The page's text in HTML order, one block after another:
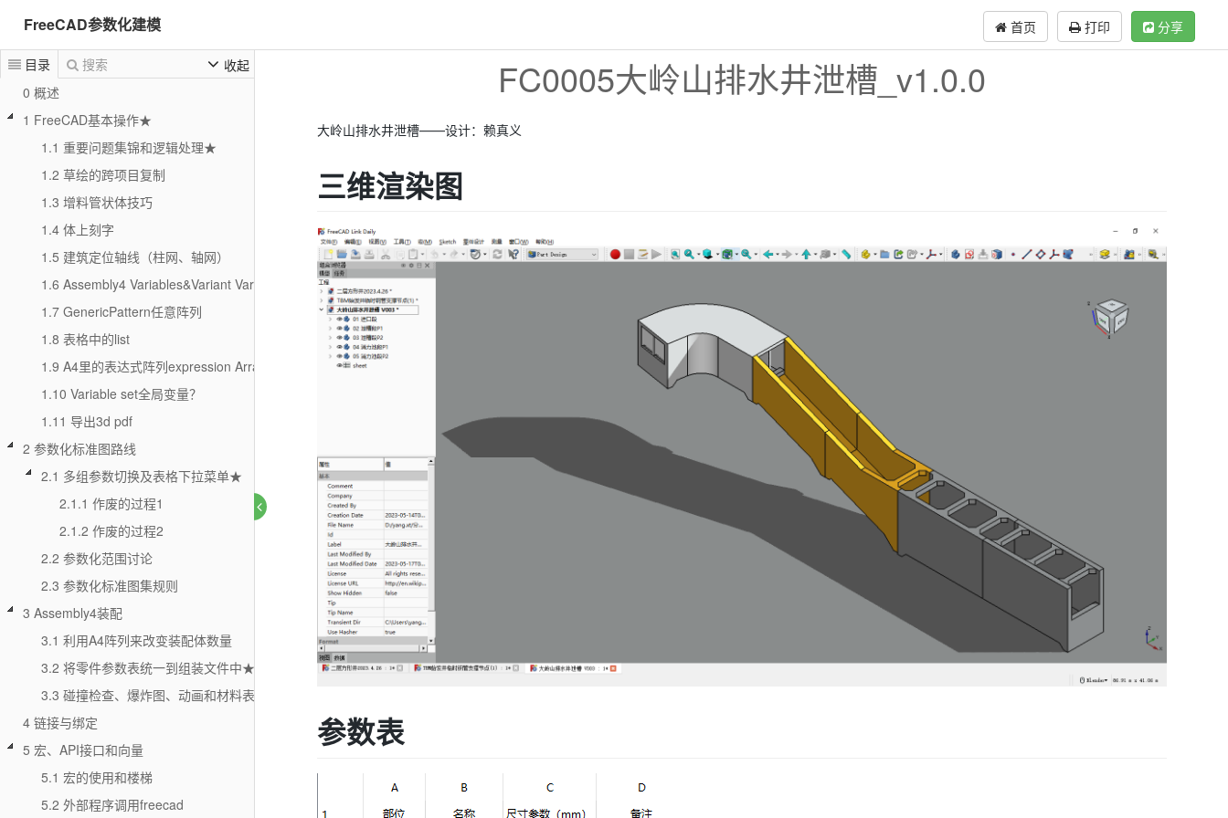
FreeCAD参数化建模 首页 打印 分享
目录 搜索
收起
0 概述
1 FreeCAD基本操作★
1.1 重要问题集锦和逻辑处理★
1.2 草绘的跨项目复制
1.3 增料管状体技巧
1.4 体上刻字
1.5 建筑定位轴线（柱网、轴网）
1.6 Assembly4 Variables&Variant Variables
1.7 GenericPattern任意阵列
1.8 表格中的list
1.9 A4里的表达式阵列expression Array
1.10 Variable set全局变量？
1.11 导出3d pdf
2 参数化标准图路线
2.1 多组参数切换及表格下拉菜单★
2.1.1 作废的过程1
2.1.2 作废的过程2
2.2 参数化范围讨论
2.3 参数化标准图集规则
3 Assembly4装配
3.1 利用A4阵列来改变装配体数量
3.2 将零件参数表统一到组装文件中★
3.3 碰撞检查、爆炸图、动画和材料表
4 链接与绑定
5 宏、API接口和向量
5.1 宏的使用和楼梯
5.2 外部程序调用freecad
FC0005大岭山排水井泄槽_v1.0.0
大岭山排水井泄槽——设计：赖真义
三维渲染图
参数表